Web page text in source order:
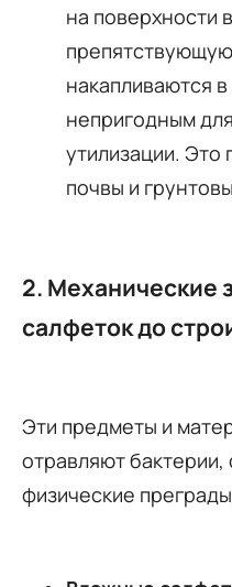
на поверхности
накапливаются
непригодным
утилизации. Это
почвы и
2. Механические
салфеток до
Эти предметы и
отравляют бактерии,
физические